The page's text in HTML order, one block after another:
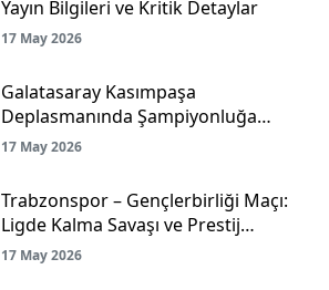
Yayın Bilgileri ve Kritik Detaylar
17 May 2026
Galatasaray Kasımpaşa
Deplasmanında Şampiyonluğa
Koşuyor!
17 May 2026
Trabzonspor – Gençlerbirliği Maçı:
Ligde Kalma Savaşı ve Prestij
Mücadelesi Canlı Yayınla Ekranlarda!
17 May 2026